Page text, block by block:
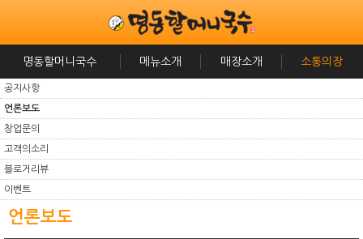
명동할머니국수 메뉴소개 매장소개 소통의장
공지사항
언론보도
창업문의
고객의소리
블로거리뷰
이벤트
언론보도